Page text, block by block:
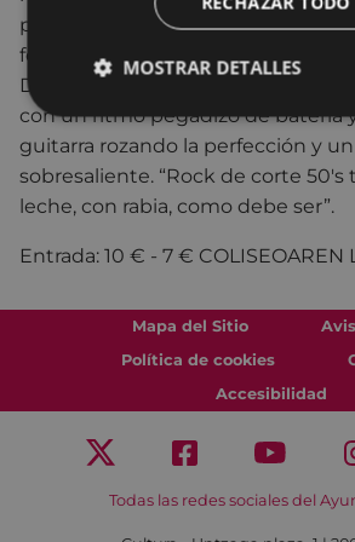
precisos a cada tema. Y El Lega a
fenómeno. De hecho, son cuatro
Directamente. Música de esa que
con un ritmo pegadizo de batería
guitarra rozando la perfección y
sobresaliente. “Rock de corte 50's
leche, con rabia, como debe ser”.
Entrada: 10 € - 7 € COLISEOAREN
Mapa del Sitio
Política de cookies
Accesibilidad
Todas las redes sociales del
MOSTRAR DETALLES